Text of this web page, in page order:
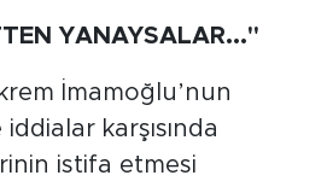
YANAYSALAR..."
İmamoğlu’nun
karşısında
istifa etmesi